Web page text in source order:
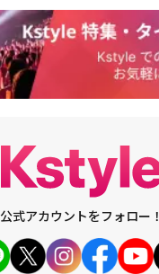
公式アカウントをフォロー！